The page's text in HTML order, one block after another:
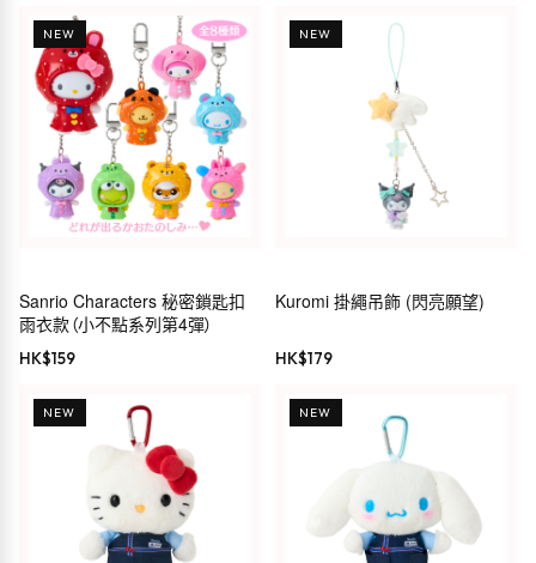
NEW
Sanrio Characters 秘密鎖匙扣
雨衣款（小不點系列第4彈）
HK$159
NEW
Kuromi 掛繩吊飾 (閃亮願望)
HK$179
NEW NEW